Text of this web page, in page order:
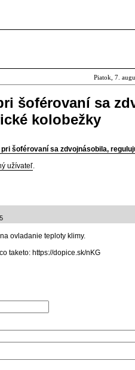
Piatok, 7.
šoférovaní sa
kolobežky
pri šoférovaní sa zdvojnásobila,
užívateľ.
ovladanie teploty klimy.
taketo: https://dopice.sk/nKG